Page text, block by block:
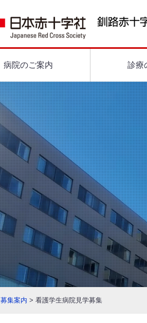
病院のご案内 診療
募集案内 > 看護学生病院見学募集